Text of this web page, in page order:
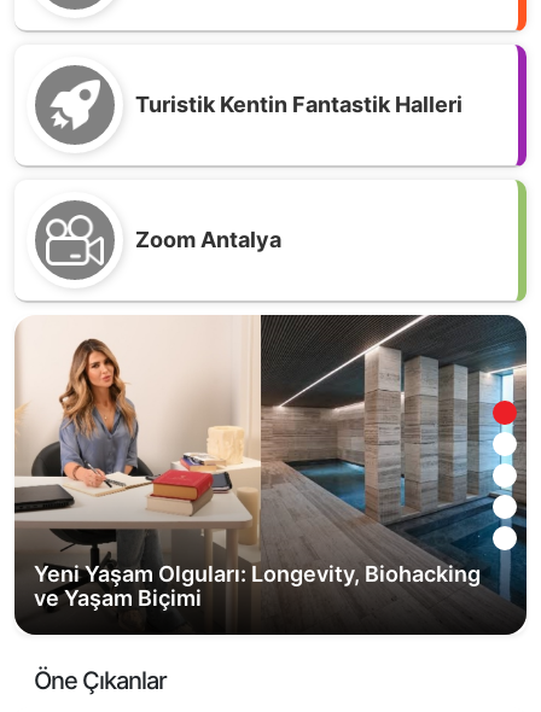
Turistik Kentin Fantastik Halleri
Zoom Antalya
Yeni Yaşam Olguları: Longevity, Biohacking
ve Yaşam Biçimi
Antalya Tarımının Hafızası BATEM, Stratejik
Ürünleriyle Geleceği Aydınlatıyor
Öne Çıkanlar